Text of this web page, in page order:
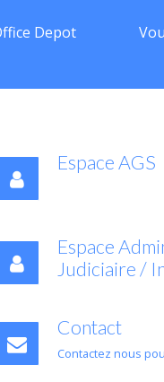
Depot
Espace AGS
Espace
Judiciaire /
Contact
Contactez nous